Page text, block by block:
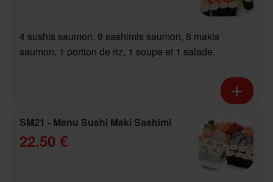
4 sushis saumon, 9 sashimis saumon, 8 makis
saumon, 1 portion de riz, 1 soupe et 1 salade.
SM21 - Menu Sushi Maki Sashimi
22.50 €